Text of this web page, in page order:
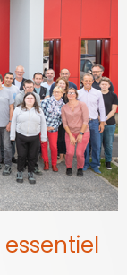
essentiel